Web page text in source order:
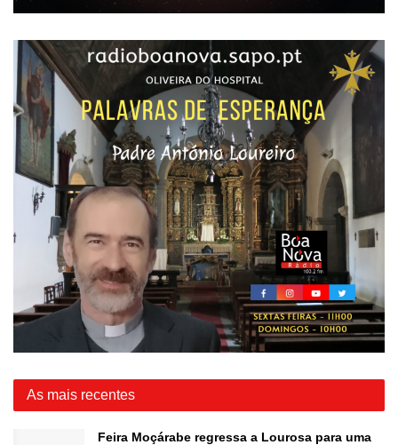
As mais recentes
Feira Moçárabe regressa a Lourosa para uma